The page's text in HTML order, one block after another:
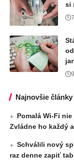
si
Najnovšie články
Pomalá Wi-Fi
Zvládne ho každý
Schválili nový
raz denne zapiť